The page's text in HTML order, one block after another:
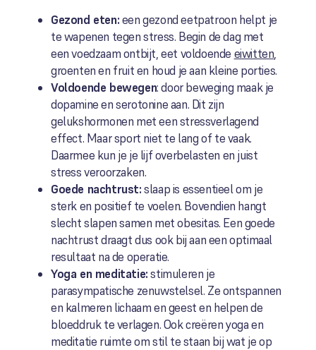
Gezond eten:een gezond eetpatroon helpt je
te wapenen tegen stress. Begin de dag met
een voedzaam ontbijt, eet voldoende eiwitten,
groenten en fruit en houd je aan kleine porties.
Voldoende bewegen: door beweging maak je
dopamine en serotonine aan. Dit zijn
gelukshormonen met een stressverlagend
effect. Maar sport niet te lang of te vaak.
Daarmee kun je je lijf overbelasten en juist
stress veroorzaken.
Goede nachtrust:slaap is essentieel om je
sterk en positief te voelen. Bovendien hangt
slecht slapen samen met obesitas. Een goede
nachtrust draagt dus ook bij aan een optimaal
resultaat na de operatie.
Yoga en meditatie:stimuleren je
parasympatische zenuwstelsel. Ze ontspannen
en kalmeren lichaam en geest en helpen de
bloeddruk te verlagen. Ook creëren yoga en
meditatie ruimte om stil te staan bij wat je op